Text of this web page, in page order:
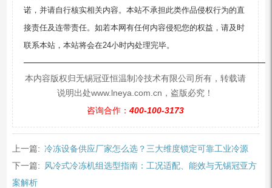
诺，并请自行核实相关内容。本站不承担此类作品侵权行为的直
接责任及连带责任。如若本网有任何内容侵犯您的权益，请及时
联系本站，本站将会在24小时内处理完毕。
本内容版权归无锡冠亚恒温制冷技术有限公司所有，转载请
说明出处www.lneya.com.cn，盗版必究！
咨询合作： 400-100-3173
上一篇: 冷冻设备供应厂家怎么选？三大维度锁定可靠工业冷源
下一篇:
风冷式冷冻机组选型指南：工况适配、能效与无锡冠亚方
案解析